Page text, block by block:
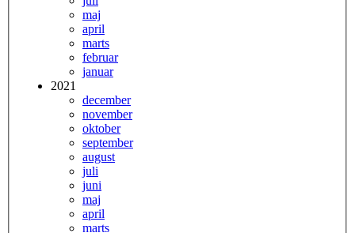
maj
april
marts
februar
januar
2021
december
november
oktober
september
august
juli
juni
maj
april
marts